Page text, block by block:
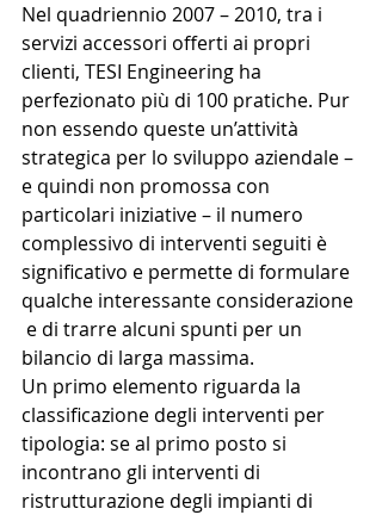
Nel quadriennio 2007 – 2010, tra i
servizi accessori offerti ai propri
clienti, TESI Engineering ha
perfezionato più di 100 pratiche. Pur
non essendo queste un’attività
strategica per lo sviluppo aziendale –
e quindi non promossa con
particolari iniziative – il numero
complessivo di interventi seguiti è
significativo e permette di formulare
qualche interessante considerazione
e di trarre alcuni spunti per un
bilancio di larga massima.
Un primo elemento riguarda la
classificazione degli interventi per
tipologia: se al primo posto si
incontrano gli interventi di
ristrutturazione degli impianti di